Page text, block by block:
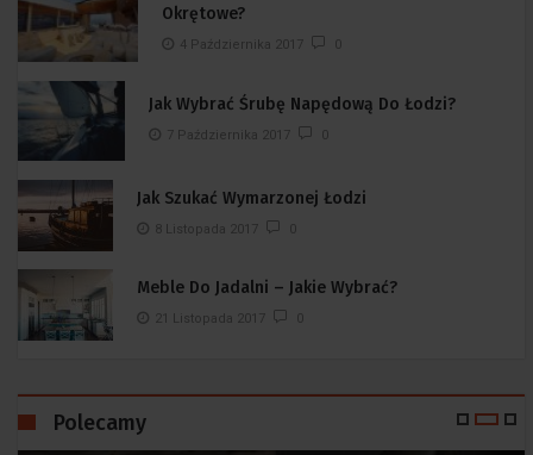
Okrętowe?
4 Października 2017 0
Jak Wybrać Śrubę Napędową Do Łodzi?
7 Października 2017 0
Jak Szukać Wymarzonej Łodzi
8 Listopada 2017 0
Meble Do Jadalni – Jakie Wybrać?
21 Listopada 2017 0
Polecamy